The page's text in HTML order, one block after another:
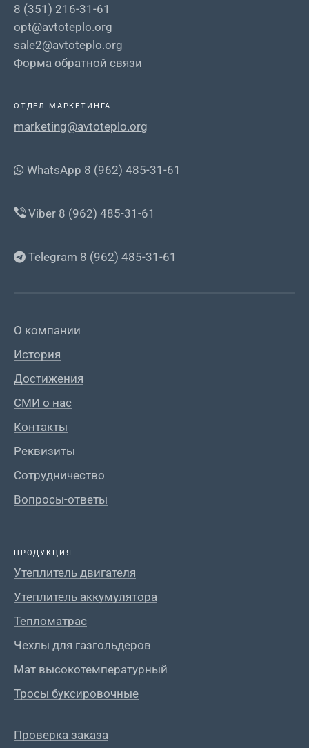
8 (351) 216-31-61
opt@avtoteplo.org
sale2@avtoteplo.org
Форма обратной связи
ОТДЕЛ МАРКЕТИНГА
marketing@avtoteplo.org
WhatsApp 8 (962) 485-31-61
Viber 8 (962) 485-31-61
Telegram 8 (962) 485-31-61
О компании
История
Достижения
СМИ о нас
Контакты
Реквизиты
Сотрудничество
Вопросы-ответы
ПРОДУКЦИЯ
Утеплитель двигателя
Утеплитель аккумулятора
Тепломатрас
Чехлы для газгольдеров
Мат высокотемпературный
Тросы буксировочные
Проверка заказа